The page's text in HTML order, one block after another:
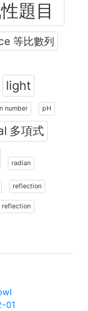
題目
等比數列
light
number pH
多項式
radian
reflection
reflection
01